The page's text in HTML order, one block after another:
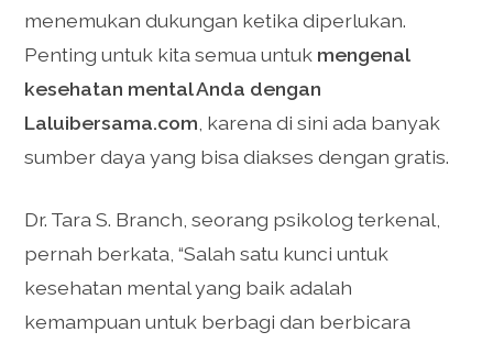
menemukan dukungan ketika diperlukan.
Penting untuk kita semua untuk mengenal
kesehatan mental Anda dengan
Laluibersama.com , karena di sini ada banyak
sumber daya yang bisa diakses dengan gratis.
Dr. Tara S. Branch, seorang psikolog terkenal,
pernah berkata, “Salah satu kunci untuk
kesehatan mental yang baik adalah
kemampuan untuk berbagi dan berbicara